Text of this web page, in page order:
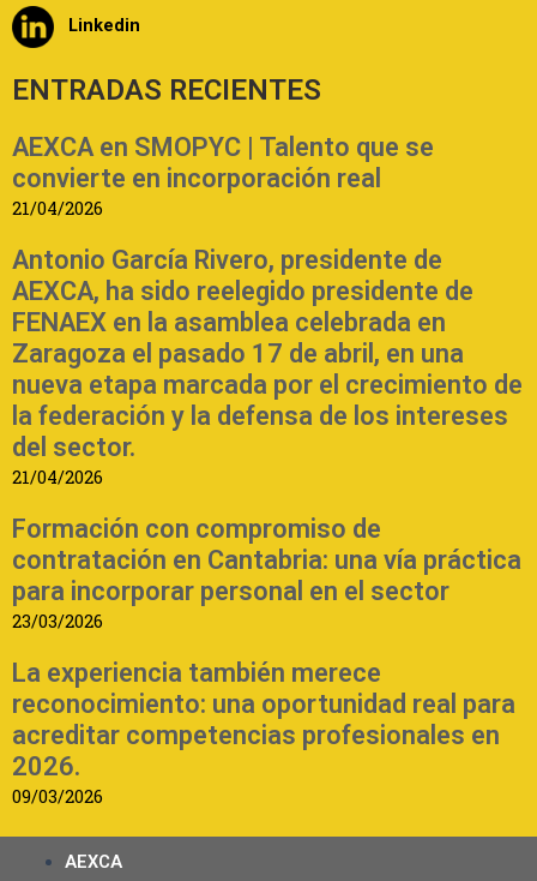
Linkedin
ENTRADAS RECIENTES
AEXCA en SMOPYC | Talento que se
convierte en incorporación real
21/04/2026
Antonio García Rivero, presidente de
AEXCA, ha sido reelegido presidente de
FENAEX en la asamblea celebrada en
Zaragoza el pasado 17 de abril, en una
nueva etapa marcada por el crecimiento de
la federación y la defensa de los intereses
del sector.
21/04/2026
Formación con compromiso de
contratación en Cantabria: una vía práctica
para incorporar personal en el sector
23/03/2026
La experiencia también merece
reconocimiento: una oportunidad real para
acreditar competencias profesionales en
2026.
09/03/2026
AEXCA